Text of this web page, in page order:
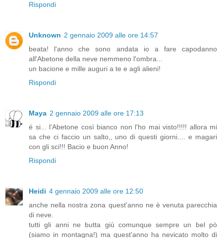
Rispondi
Unknown 2 gennaio 2009 alle ore 14:57
beata! l'anno che sono andata io a fare capodanno
all'Abetone della neve nemmeno l'ombra...
un bacione e mille auguri a te e agli alieni!
Rispondi
Maya 2 gennaio 2009 alle ore 17:13
é si... l'Abetone così bianco non l'ho mai visto!!!!! allora mi
sa che ci faccio un salto,, uno di questi giorni.... e magari
con gli sci!!! Bacio e buon Anno!
Rispondi
Heidi 4 gennaio 2009 alle ore 12:50
anche nella nostra zona quest'anno ne è venuta parecchia
di neve.
tutti gli anni ne butta giù comunque sempre un bel pò
(siamo in montagna!) ma quest'anno ha nevicato molto di